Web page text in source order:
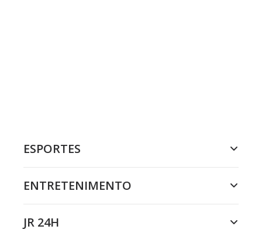
ESPORTES
ENTRETENIMENTO
JR 24H